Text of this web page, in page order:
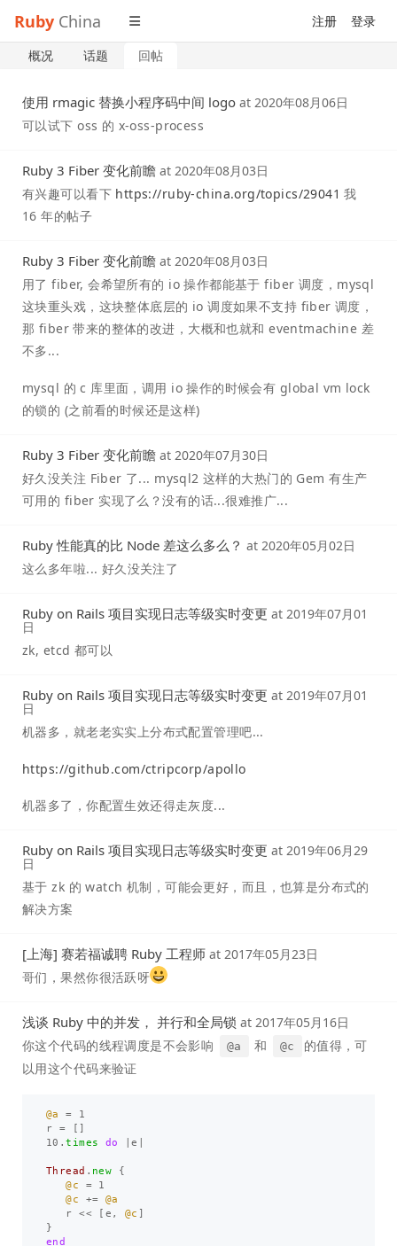
Ruby China 注册 登录
概况 话题 回帖
使用 rmagic 替换小程序码中间 logo at 2020年08月06日
可以试下 oss 的 x-oss-process
Ruby 3 Fiber 变化前瞻 at 2020年08月03日
有兴趣可以看下 https://ruby-china.org/topics/29041 我
16 年的帖子
Ruby 3 Fiber 变化前瞻 at 2020年08月03日
用了 fiber, 会希望所有的 io 操作都能基于 fiber 调度，mysql
这块重头戏，这块整体底层的 io 调度如果不支持 fiber 调度，
那 fiber 带来的整体的改进，大概和也就和 eventmachine 差
不多...
mysql 的 c 库里面，调用 io 操作的时候会有 global vm lock
的锁的 (之前看的时候还是这样)
Ruby 3 Fiber 变化前瞻 at 2020年07月30日
好久没关注 Fiber 了... mysql2 这样的大热门的 Gem 有生产
可用的 fiber 实现了么？没有的话...很难推广...
Ruby 性能真的比 Node 差这么多么？ at 2020年05月02日
这么多年啦... 好久没关注了
Ruby on Rails 项目实现日志等级实时变更 at 2019年07月01
日
zk, etcd 都可以
Ruby on Rails 项目实现日志等级实时变更 at 2019年07月01
日
机器多，就老老实实上分布式配置管理吧...
https://github.com/ctripcorp/apollo
机器多了，你配置生效还得走灰度...
Ruby on Rails 项目实现日志等级实时变更 at 2019年06月29
日
基于 zk 的 watch 机制，可能会更好，而且，也算是分布式的
解决方案
[上海] 赛若福诚聘 Ruby 工程师 at 2017年05月23日
哥们，果然你很活跃呀
浅谈 Ruby 中的并发， 并行和全局锁 at 2017年05月16日
你这个代码的线程调度是不会影响
@a 和 @c
的值得，可
以用这个代码来验证
@a =
1
r
=
10 .times do |e
Thread . new
{
@c
=
1
@c
+=
@a
r
<< e , @c
}
end